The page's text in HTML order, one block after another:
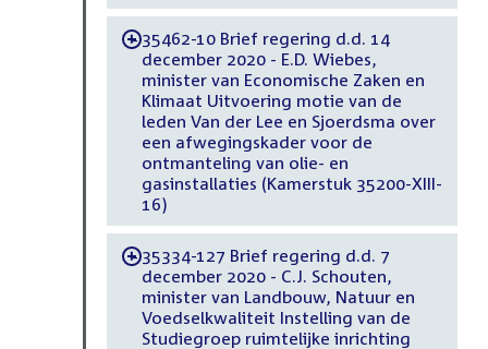
-35462-10 Brief regering d.d. 14
december 2020 - E.D. Wiebes,
minister van Economische Zaken en
Klimaat Uitvoering motie van de
leden Van der Lee en Sjoerdsma over
een afwegingskader voor de
ontmanteling van olie- en
gasinstallaties (Kamerstuk 35200-XIII-
16)
-35334-127 Brief regering d.d. 7
december 2020 - C.J. Schouten,
minister van Landbouw, Natuur en
Voedselkwaliteit Instelling van de
Studiegroep ruimtelijke inrichting